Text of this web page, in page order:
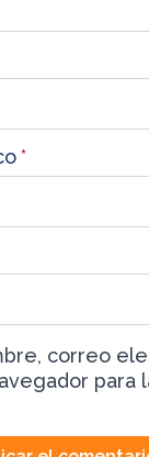
*
correo
para